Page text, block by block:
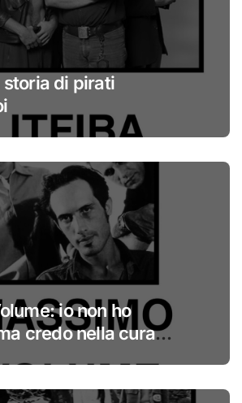
storia di pirati
io non ho
credo nella cura